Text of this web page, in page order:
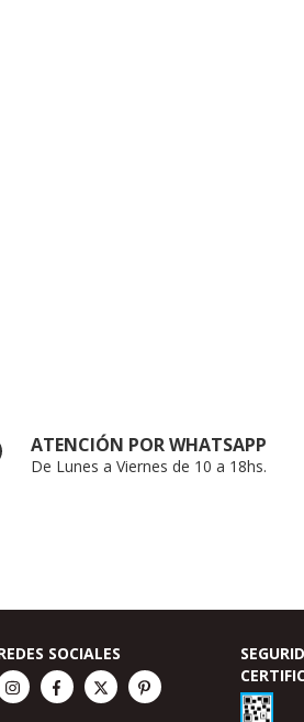
ATENCIÓN POR WHATSAPP
De Lunes a Viernes de 10 a 18hs.
SOCIALES